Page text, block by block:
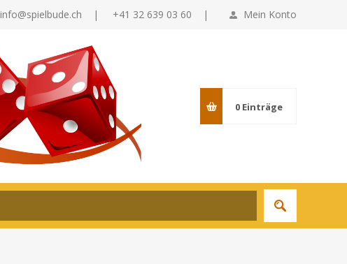
Mein Konto
info@spielbude.ch | +41 32 639 03 60 |
0 Einträge